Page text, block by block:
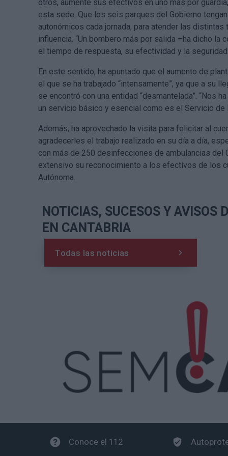
otros, aumente sus efectivos en uno más por
esta sede. Que los seis parques del Gobierno
autonómicos cada jornada, para atender las
influencia. “Un bombero más por salida –ha dicho
el tiempo de respuesta, su efectividad y la
En este sentido, ha apuntado que el aumento de
el que se ha trabajado “intensamente”, ya que a su
se encontró con una entidad “desmantelada”. “Nos
un servicio básico y esencial como es el Servicio de
Además, ha aprovechado la visita para felicitar al
agradecerles el trabajo realizado en su día a día,
con más de 250 desinfecciones de ambulancias del
extensivo su reconocimiento a los efectivos de los
Autónoma.
NOTICIAS, SUCESOS Y AVISOS
EN CANTABRIA
Todas las noticias
Conoce el 112